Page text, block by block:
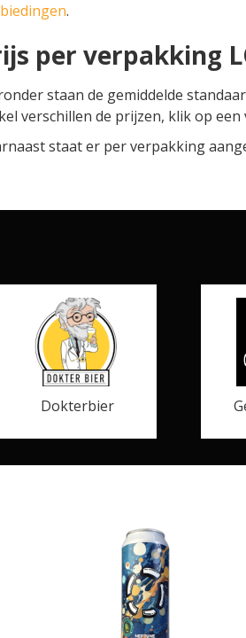
.
per verpakking
staan de gemiddelde
verschillen de prijzen, klik op
staat er per verpakking
Dokterbier